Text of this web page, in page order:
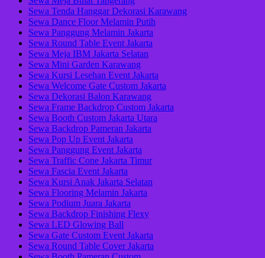
Sewa Tenda Hanggar Dekorasi Karawang
Sewa Dance Floor Melamin Putih
Sewa Panggung Melamin Jakarta
Sewa Round Table Event Jakarta
Sewa Meja IBM Jakarta Selatan
Sewa Mini Garden Karawang
Sewa Kursi Lesehan Event Jakarta
Sewa Welcome Gate Custom Jakarta
Sewa Dekorasi Balon Karawang
Sewa Frame Backdrop Custom Jakarta
Sewa Booth Custom Jakarta Utara
Sewa Backdrop Pameran Jakarta
Sewa Pop Up Event Jakarta
Sewa Panggung Event Jakarta
Sewa Traffic Cone Jakarta Timur
Sewa Fascia Event Jakarta
Sewa Kursi Anak Jakarta Selatan
Sewa Flooring Melamin Jakarta
Sewa Podium Juara Jakarta
Sewa Backdrop Finishing Flexy
Sewa LED Glowing Ball
Sewa Gate Custom Event Jakarta
Sewa Round Table Cover Jakarta